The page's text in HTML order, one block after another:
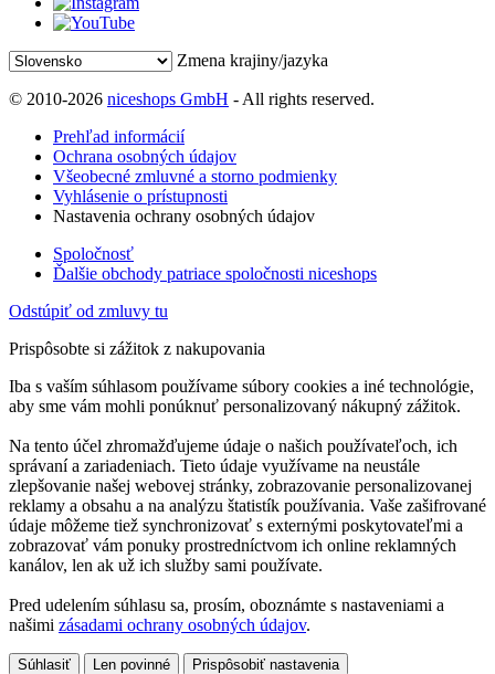
Zmena krajiny/jazyka
© 2010-2026 niceshops GmbH - All rights reserved.
Prehľad informácií
Ochrana osobných údajov
Všeobecné zmluvné a storno podmienky
Vyhlásenie o prístupnosti
Nastavenia ochrany osobných údajov
Spoločnosť
Ďalšie obchody patriace spoločnosti niceshops
Odstúpiť od zmluvy tu
Prispôsobte si zážitok z nakupovania
Iba s vaším súhlasom používame súbory cookies a iné technológie,
aby sme vám mohli ponúknuť personalizovaný nákupný zážitok.
Na tento účel zhromažďujeme údaje o našich používateľoch, ich
správaní a zariadeniach. Tieto údaje využívame na neustále
zlepšovanie našej webovej stránky, zobrazovanie personalizovanej
reklamy a obsahu a na analýzu štatistík používania. Vaše zašifrované
údaje môžeme tiež synchronizovať s externými poskytovateľmi a
zobrazovať vám ponuky prostredníctvom ich online reklamných
kanálov, len ak už ich služby sami používate.
Pred udelením súhlasu sa, prosím, oboznámte s nastaveniami a
našimi zásadami ochrany osobných údajov.
Súhlasiť Len povinné Prispôsobiť nastavenia